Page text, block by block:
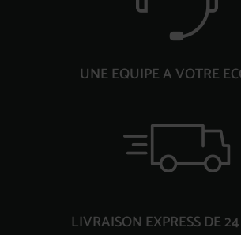
UNE EQUIPE A VOTRE
LIVRAISON EXPRESS DE